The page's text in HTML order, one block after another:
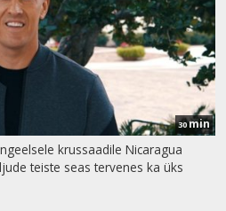
30min
krussaadile Nicaragua
teiste seas tervenes ka üks